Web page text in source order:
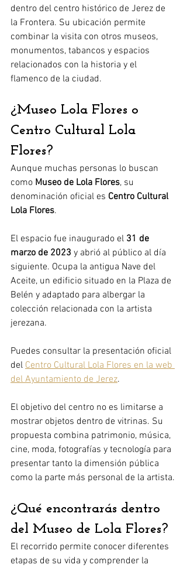
dentro del centro histórico de Jerez de
la Frontera. Su ubicación permite
combinar la visita con otros museos,
monumentos, tabancos y espacios
relacionados con la historia y el
flamenco de la ciudad.
¿Museo Lola Flores o
Centro Cultural Lola
Flores?
Aunque muchas personas lo buscan
como Museo de Lola Flores, su
denominación oficial es Centro Cultural
Lola Flores.
El espacio fue inaugurado el 31 de
marzo de 2023 y abrió al público al día
siguiente. Ocupa la antigua Nave del
Aceite, un edificio situado en la Plaza de
Belén y adaptado para albergar la
colección relacionada con la artista
jerezana.
Puedes consultar la presentación oficial
del Centro Cultural Lola Flores en la web
del Ayuntamiento de Jerez.
El objetivo del centro no es limitarse a
mostrar objetos dentro de vitrinas. Su
propuesta combina patrimonio, música,
cine, moda, fotografías y tecnología para
presentar tanto la dimensión pública
como la parte más personal de la artista.
¿Qué encontrarás dentro
del Museo de Lola Flores?
El recorrido permite conocer diferentes
etapas de su vida y comprender la